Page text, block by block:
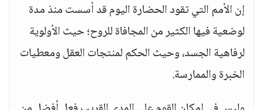
إن الأمم التي تقود الحضارة اليوم قد أسست منذ مدة
لوضعية فيها الكثير من المجافاة للروح؛ حيث الأولوية
لرفاهية الجسد، وحيث الحكم لمنتجات العقل ومعطيات
الخبرة والممارسة.